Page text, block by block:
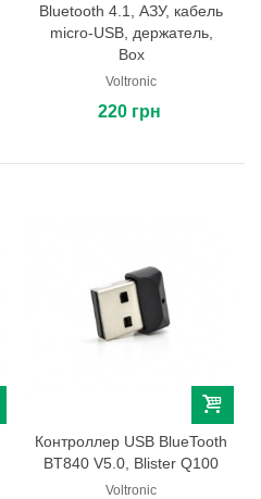
Bluetooth 4.1, АЗУ, кабель
micro-USB, держатель,
Box
Voltronic
220 грн
Контроллер USB BlueTooth
BT840 V5.0, Blister Q100
Voltronic